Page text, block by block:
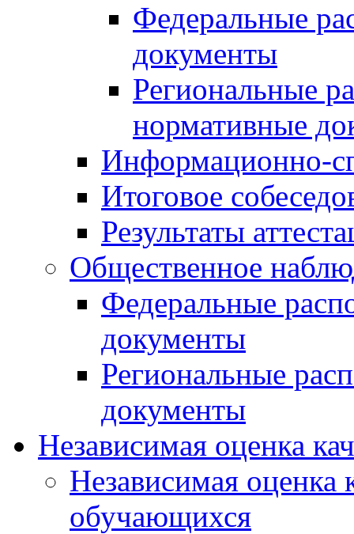
Федеральные
документы
Региональные
нормативные
Информационно-
Итоговое
Результаты
Общественное
Федеральные
документы
Региональные
документы
Независимая оценка
Независимая оценка
обучающихся